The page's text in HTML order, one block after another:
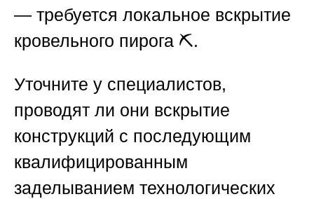
— требуется локальное вскрытие
кровельного пирога ⛏️.
Уточните у специалистов,
проводят ли они вскрытие
конструкций с последующим
квалифицированным
заделыванием технологических